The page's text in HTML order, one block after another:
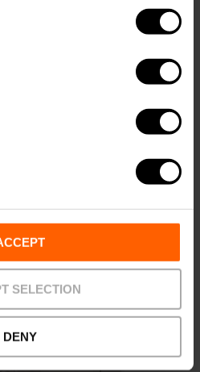
SELECTION
DENY
per combattere il
specialisti in chirurgia e